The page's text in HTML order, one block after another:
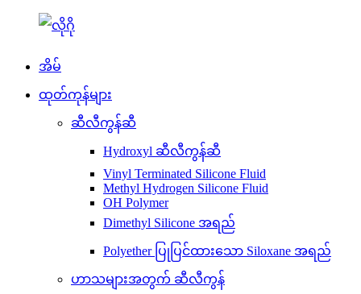
အိမ်
ထုတ်ကုန်များ
ဆီလီကွန်ဆီ
Hydroxyl ဆီလီကွန်ဆီ
Vinyl Terminated Silicone Fluid
Methyl Hydrogen Silicone Fluid
OH Polymer
Dimethyl Silicone အရည်
Polyether ပြုပြင်ထားသော Siloxane အရည်
ဟာသများအတွက် ဆီလီကွန်